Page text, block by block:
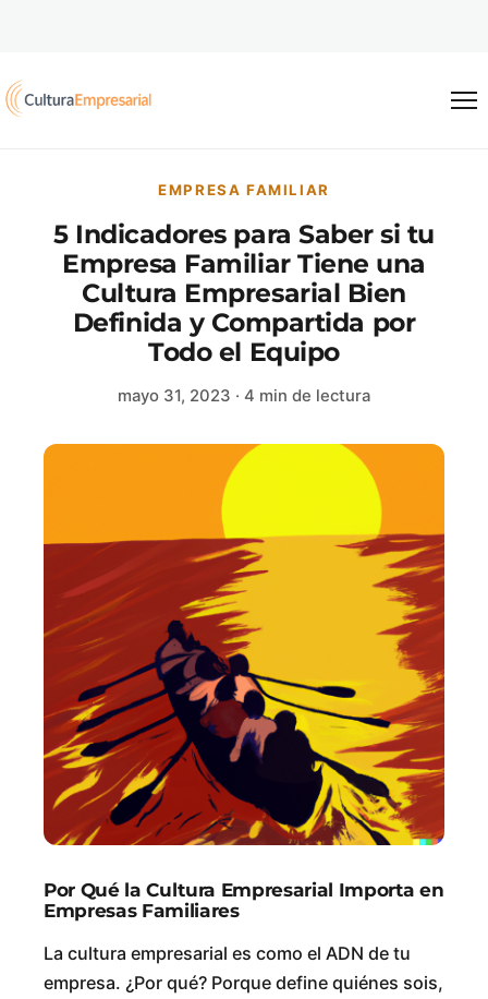
EMPRESA FAMILIAR
5 Indicadores para Saber si tu
Empresa Familiar Tiene una
Cultura Empresarial Bien
Definida y Compartida por
Todo el Equipo
mayo 31, 2023 · 4 min de lectura
Por Qué la Cultura Empresarial Importa en
Empresas Familiares
La cultura empresarial es como el ADN de tu
empresa. ¿Por qué? Porque define quiénes sois,